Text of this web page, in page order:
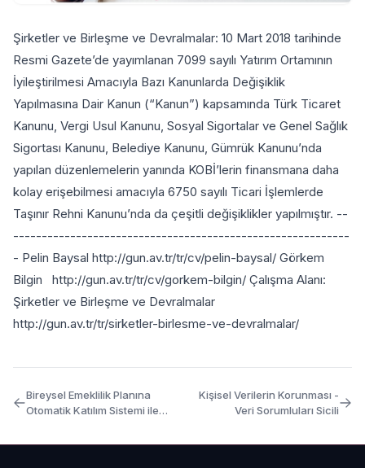
Şirketler ve Birleşme ve Devralmalar: 10 Mart 2018 tarihinde
Resmi Gazete’de yayımlanan 7099 sayılı Yatırım Ortamının
İyileştirilmesi Amacıyla Bazı Kanunlarda Değişiklik
Yapılmasına Dair Kanun (“Kanun”) kapsamında Türk Ticaret
Kanunu, Vergi Usul Kanunu, Sosyal Sigortalar ve Genel Sağlık
Sigortası Kanunu, Belediye Kanunu, Gümrük Kanunu’nda
yapılan düzenlemelerin yanında KOBİ’lerin finansmana daha
kolay erişebilmesi amacıyla 6750 sayılı Ticari İşlemlerde
Taşınır Rehni Kanunu’nda da çeşitli değişiklikler yapılmıştır. --
-----------------------------------------------------------
- Pelin Baysal http://gun.av.tr/tr/cv/pelin-baysal/ Görkem
Bilgin http://gun.av.tr/tr/cv/gorkem-bilgin/ Çalışma Alanı:
Şirketler ve Birleşme ve Devralmalar
http://gun.av.tr/tr/sirketler-birlesme-ve-devralmalar/
Bireysel Emeklilik Planına
Otomatik Katılım Sistemi ile
Kişisel Verilerin Korunması -
Veri Sorumluları Sicili